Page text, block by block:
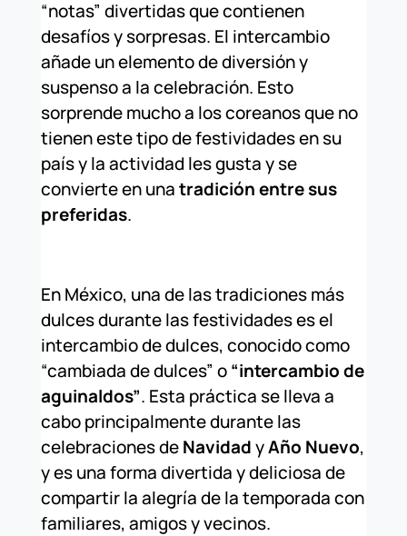
“notas” divertidas que contienen
desafíos y sorpresas. El intercambio
añade un elemento de diversión y
suspenso a la celebración. Esto
sorprende mucho a los coreanos que no
tienen este tipo de festividades en su
país y la actividad les gusta y se
convierte en unatradición entre sus
preferidas.
En México, una de las tradiciones más
dulces durante las festividades es el
intercambio de dulces, conocido como
“cambiada de dulces” o“intercambio de
aguinaldos”. Esta práctica se lleva a
cabo principalmente durante las
celebraciones deNavidadyAño Nuevo,
y es una forma divertida y deliciosa de
compartir la alegría de la temporada con
familiares, amigos y vecinos.